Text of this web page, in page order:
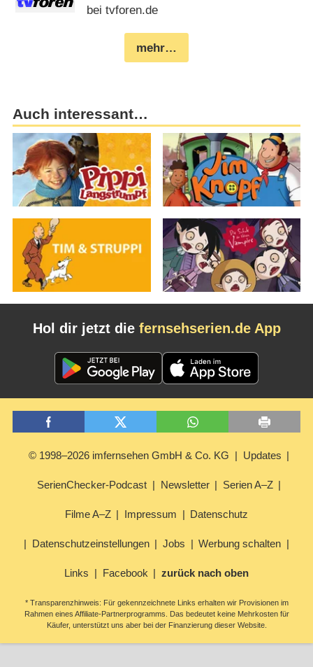
bei tvforen.de
mehr…
Auch interessant…
Hol dir jetzt die fernsehserien.de App
© 1998–2026 imfernsehen GmbH & Co. KG Updates
SerienChecker-Podcast Newsletter Serien A–Z
Filme A–Z Impressum Datenschutz
Datenschutzeinstellungen Jobs Werbung schalten
Links Facebook zurück nach oben
* Transparenzhinweis: Für gekennzeichnete Links erhalten wir Provisionen im
Rahmen eines Affiliate-Partnerprogramms. Das bedeutet keine Mehrkosten für
Käufer, unterstützt uns aber bei der Finanzierung dieser Website.